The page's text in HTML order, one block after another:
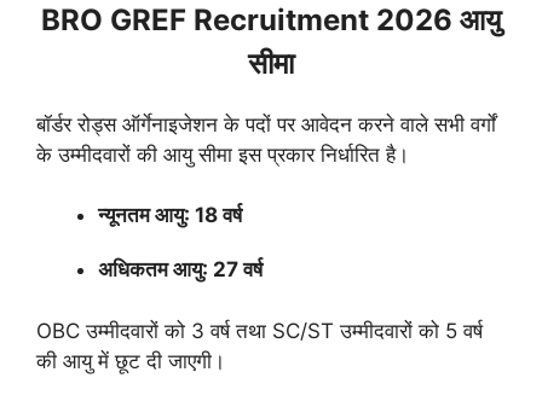
BRO GREF Recruitment 2026 आयु
सीमा
बॉर्डर रोड्स ऑर्गेनाइजेशन के पदों पर आवेदन करने वाले सभी वर्गों
के उम्मीदवारों की आयु सीमा इस प्रकार निर्धारित है।
न्यूनतम आयु: 18 वर्ष
अधिकतम आयु: 27 वर्ष
OBC उम्मीदवारों को 3 वर्ष तथा SC/ST उम्मीदवारों को 5 वर्ष
की आयु में छूट दी जाएगी।